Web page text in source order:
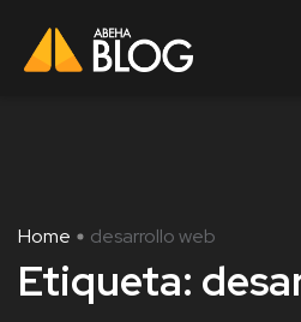
Home desarrollo web
Etiqueta: